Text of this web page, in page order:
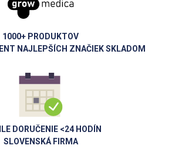
1000+ PRODUKTOV
NAJLEPŠÍCH ZNAČIEK SKLADOM
DORUČENIE <24 HODÍN
SLOVENSKÁ FIRMA